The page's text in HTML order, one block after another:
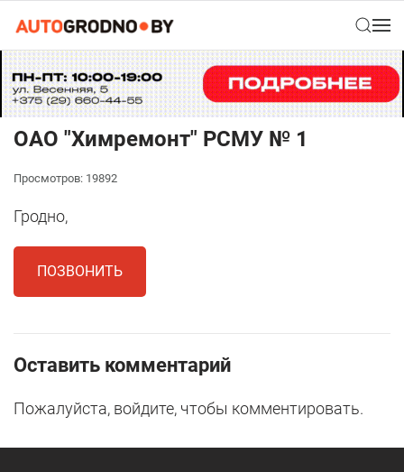
ОАО "Химремонт" РСМУ № 1
Просмотров: 19892
Гродно,
ПОЗВОНИТЬ
Оставить комментарий
Пожалуйста, войдите, чтобы комментировать.